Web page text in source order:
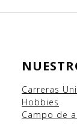
Carreras
Hobbies
Campo de